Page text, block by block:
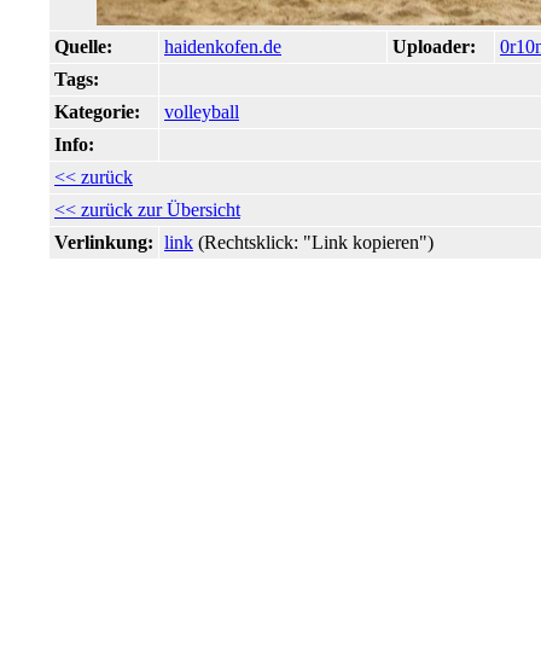
Quelle: haidenkofen.de Uploader:
Tags:
Kategorie:
volleyball
Info:
<< zurück
<< zurück zur Übersicht
Verlinkung: link (Rechtsklick: "Link kopieren")